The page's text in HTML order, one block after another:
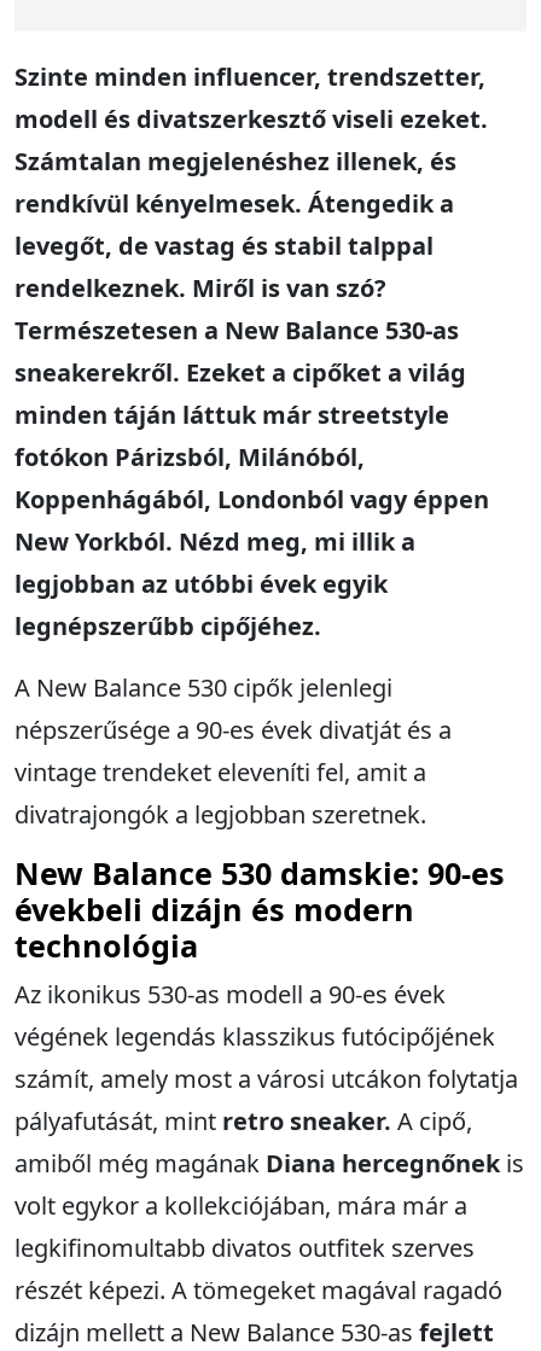
Szinte minden influencer, trendszetter,
modell és divatszerkesztő viseli ezeket.
Számtalan megjelenéshez illenek, és
rendkívül kényelmesek. Átengedik a
levegőt, de vastag és stabil talppal
rendelkeznek. Miről is van szó?
Természetesen a New Balance 530-as
sneakerekről. Ezeket a cipőket a világ
minden táján láttuk már streetstyle
fotókon Párizsból, Milánóból,
Koppenhágából, Londonból vagy éppen
New Yorkból. Nézd meg, mi illik a
legjobban az utóbbi évek egyik
legnépszerűbb cipőjéhez.
A New Balance 530 cipők jelenlegi
népszerűsége a 90-es évek divatját és a
vintage trendeket eleveníti fel, amit a
divatrajongók a legjobban szeretnek.
New Balance 530 damskie: 90-es
évekbeli dizájn és modern
technológia
Az ikonikus 530-as modell a 90-es évek
végének legendás klasszikus futócipőjének
számít, amely most a városi utcákon folytatja
pályafutását, mint retro sneaker. A cipő,
amiből még magának Diana hercegnőnekis
volt egykor a kollekciójában, mára már a
legkifinomultabb divatos outfitek szerves
részét képezi. A tömegeket magával ragadó
dizájn mellett a New Balance 530-as fejlett